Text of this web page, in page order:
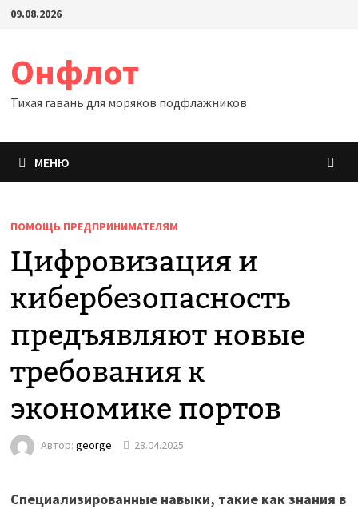
Перейти
09.08.2026
Онфлот
Тихая гавань для моряков подфлажников
МЕНЮ
ПОМОЩЬ ПРЕДПРИНИМАТЕЛЯМ
Цифровизация и
кибербезопасность
предъявляют новые
требования к
экономике портов
Автор: george 28.04.2025
Специализированные навыки, такие как знания в